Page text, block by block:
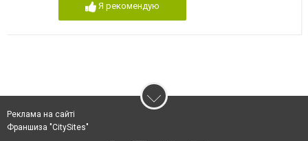
Я рекомендую
Реклама на сайті
Франшиза "CitySites"